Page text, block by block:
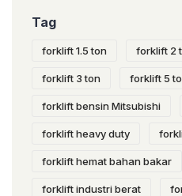
Tag
forklift 1.5 ton forklift 2
forklift 3 ton forklift 5
forklift bensin Mitsubishi
forklift heavy duty
forklift hemat bahan bakar
forklift industri berat